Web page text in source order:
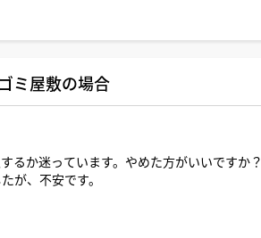
ミ屋敷の場合
るか迷っています。やめた方がいいですか
が、不安です。